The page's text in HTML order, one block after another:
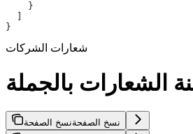
    }
}
شعارات الشركات
الشعارات بالجملة
نسخ الصفحةنسخ الصفحة